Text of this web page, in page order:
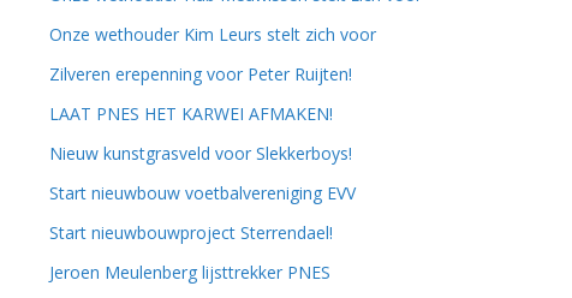
Onze wethouder Kim Leurs stelt zich voor
Zilveren erepenning voor Peter Ruijten!
LAAT PNES HET KARWEI AFMAKEN!
Nieuw kunstgrasveld voor Slekkerboys!
Start nieuwbouw voetbalvereniging EVV
Start nieuwbouwproject Sterrendael!
Jeroen Meulenberg lijsttrekker PNES